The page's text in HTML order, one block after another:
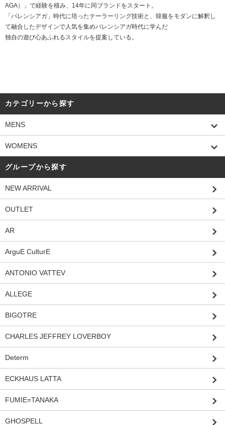
AGA）」で経験を積み、14年に同ブランドをスタート。
「バレンシアガ」時代に培ったテーラーリング技術と、韓服をモダンに解釈し
て融合したデザインで人気を集めバレンシアガ時代に学んだ
独自の遊び心あふれるスタイルを提案している。
カテゴリーから探す
MENS
WOMENS
グループから探す
NEW ARRIVAL
OUTLET
AR
ArguE CulturE
ANTONIO VATTEV
ALLEGE
BIGOTRE
CHARLES JEFFREY LOVERBOY
Determ
ECKHAUS LATTA
FUMIE=TANAKA
GHOSPELL